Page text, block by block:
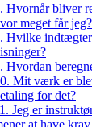
Hvornår bliver
meget får jeg?
Hvilke
Hvordan
Mit værk er
for det?
Jeg er
at have